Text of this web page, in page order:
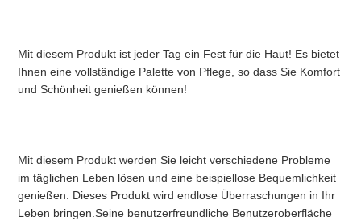
SITEMAP
DATENSCHUTZRICHTLINIE
Mit diesem Produkt ist jeder Tag ein Fest für die Haut! Es bietet
Ihnen eine vollständige Palette von Pflege, so dass Sie Komfort
und Schönheit genießen können!
Mit diesem Produkt werden Sie leicht verschiedene Probleme
im täglichen Leben lösen und eine beispiellose Bequemlichkeit
genießen. Dieses Produkt wird endlose Überraschungen in Ihr
Leben bringen.Seine benutzerfreundliche Benutzeroberfläche